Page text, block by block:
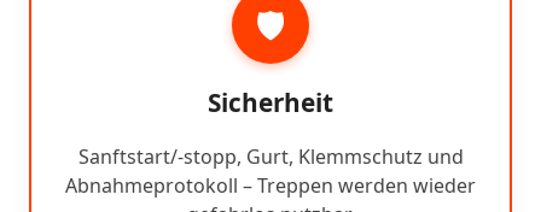
🛡️
Sicherheit
Sanftstart/-stopp, Gurt, Klemmschutz und
Abnahmeprotokoll – Treppen werden wieder